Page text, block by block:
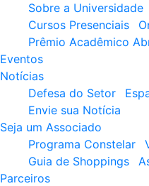
Sobre a Universidade
Cursos Presenciais
Prêmio Acadêmico
Eventos
Notícias
Defesa do Setor
Envie sua Notícia
Seja um Associado
Programa Constelar
Guia de Shoppings
Parceiros